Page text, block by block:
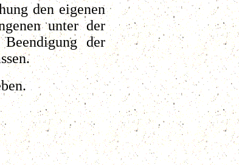
den eigenen
unter der
der